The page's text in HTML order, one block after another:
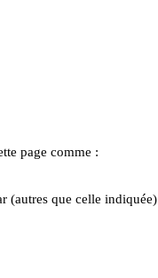
page comme :
(autres que celle indiquée)